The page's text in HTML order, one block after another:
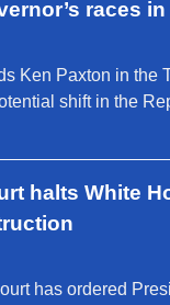
races in
Ken Paxton in the
shift in the
halts White
has ordered